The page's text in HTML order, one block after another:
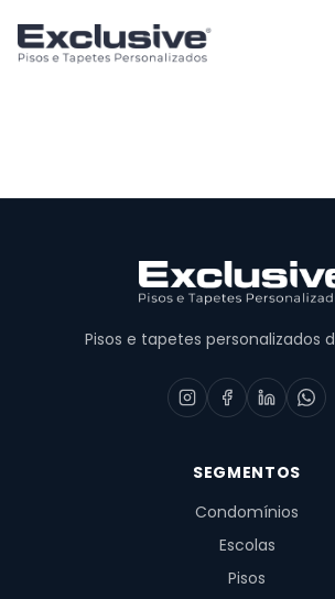
Pisos e tapetes personalizados
SEGMENTOS
Condomínios
Escolas
Pisos